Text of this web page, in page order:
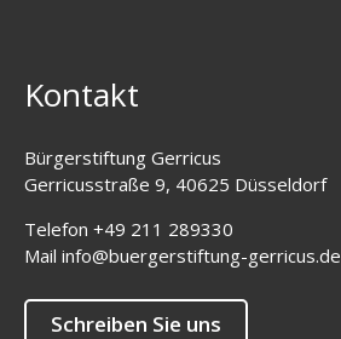
Kontakt
Bürgerstiftung Gerricus
Gerricusstraße 9, 40625 Düsseldorf
Telefon +49 211 289330
Mail info@buergerstiftung-gerricus.de
Schreiben Sie uns